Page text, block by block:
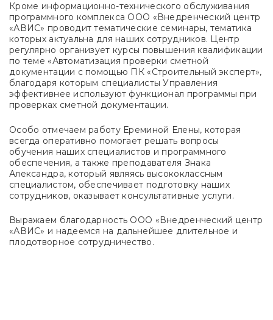
Кроме информационно-технического обслуживания
программного комплекса ООО «Внедренческий центр
«АВИС» проводит тематические семинары, тематика
которых актуальна для наших сотрудников. Центр
регулярно организует курсы повышения квалификации
по теме «Автоматизация проверки сметной
документации с помощью ПК «Строительный эксперт»,
благодаря которым специалисты Управления
эффективнее используют функционал программы при
проверках сметной документации.
Особо отмечаем работу Ереминой Елены, которая
всегда оперативно помогает решать вопросы
обучения наших специалистов и программного
обеспечения, а также преподавателя Знака
Александра, который являясь высококлассным
специалистом, обеспечивает подготовку наших
сотрудников, оказывает консультативные услуги.
Выражаем благодарность ООО «Внедренческий центр
«АВИС» и надеемся на дальнейшее длительное и
плодотворное сотрудничество.